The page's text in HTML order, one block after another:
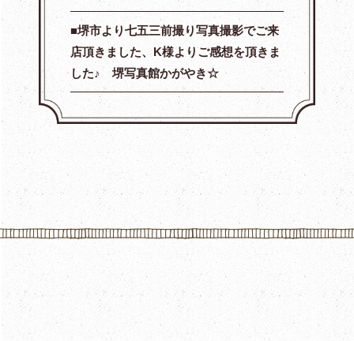
堺市より七五三前撮り写真撮影でご来
店頂きました、K様よりご感想を頂きま
した♪ 堺写真館かがやき☆